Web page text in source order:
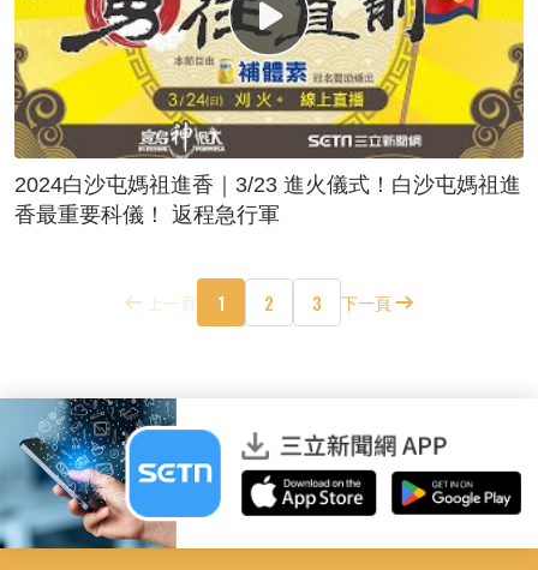
2024白沙屯媽祖進香｜3/23 進火儀式！白沙屯媽祖進
香最重要科儀！ 返程急行軍
上一頁 1 2 3 下一頁